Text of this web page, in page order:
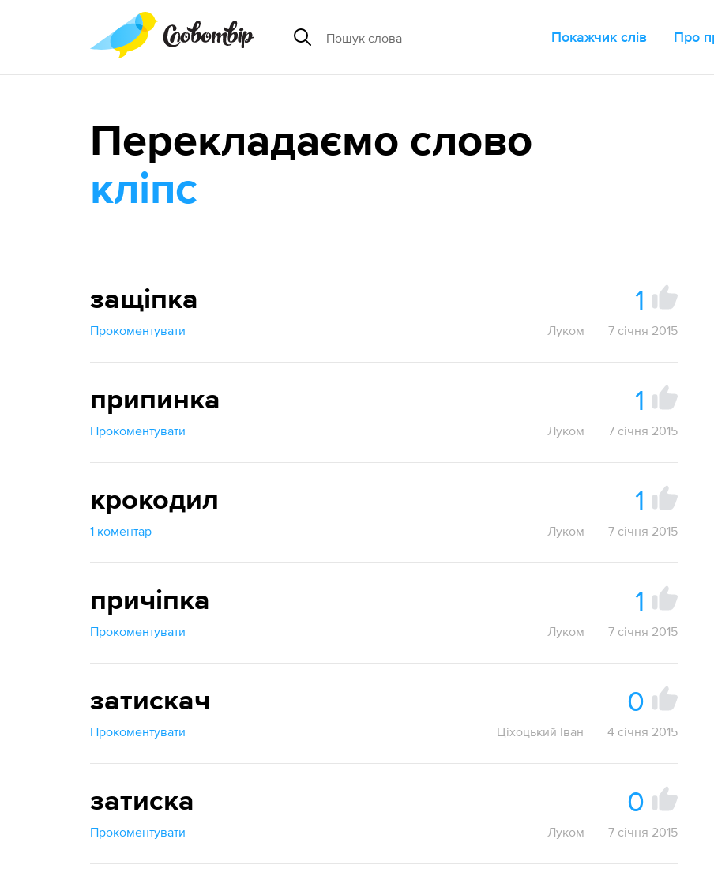
Покажчик слів Про
Перекладаємо слово
кліпс
защіпка 1
Прокоментувати Луком 7 січня 2015
припинка 1
Прокоментувати Луком 7 січня 2015
крокодил 1
1 коментар Луком 7 січня 2015
причіпка 1
Прокоментувати Луком 7 січня 2015
затискач 0
Прокоментувати Ціхоцький Іван 4 січня 2015
затиска 0
Прокоментувати Луком 7 січня 2015